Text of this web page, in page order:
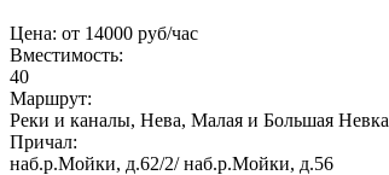
Цена: от 14000 руб/час
Вместимость:
40
Маршрут:
Реки и каналы, Нева, Малая и Большая Невка
Причал:
наб.р.Мойки, д.62/2/ наб.р.Мойки, д.56